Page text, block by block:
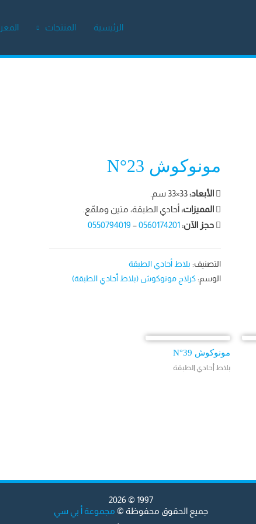
الرئيسية المنتجات
مونوكوش N°23
الأبعاد:33×33 سم.
المميزات:أحادي الطبقة، متين وملمّع.
حجز الآن:0560174201
–
0550794019
التصنيف: بلاط أحادي الطبقة
الوسم: كرلاج مونوكوش (بلاط أحادي الطبقة)
مونوكوش N°39
بلاط أحادي الطبقة
1997 © 2026
جميع الحقوق محفوظة © مجموعة أ بي سي